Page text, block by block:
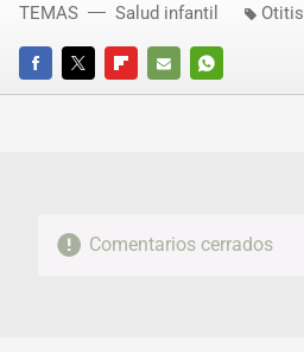
FACEBOOKTWITTERFLIPBOARD
E-
WHATSAPP
TEMAS Salud infantil Otitis
Comentarios cerrados